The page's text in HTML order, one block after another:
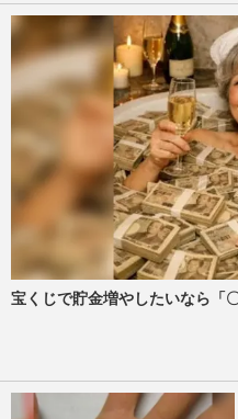
宝くじで貯金増やしたいなら「